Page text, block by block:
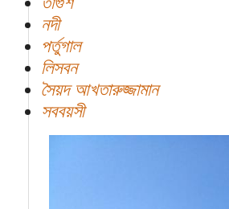
নদী
পর্তুগাল
লিসবন
সৈয়দ আখতারুজ্জামান
সববয়সী